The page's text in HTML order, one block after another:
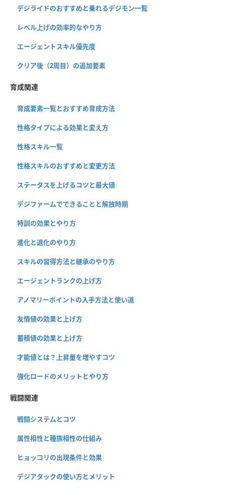
デジライドのおすすめと乗れるデジモン一覧
レベル上げの効率的なやり方
エージェントスキル優先度
クリア後（2周目）の追加要素
育成関連
育成要素一覧とおすすめ育成方法
性格タイプによる効果と変え方
性格スキル一覧
性格スキルのおすすめと変更方法
ステータスを上げるコツと最大値
デジファームでできることと解放時期
特訓の効果とやり方
進化と退化のやり方
スキルの習得方法と継承のやり方
エージェントランクの上げ方
アノマリーポイントの入手方法と使い道
友情値の効果と上げ方
蓄積値の効果と上げ方
才能値とは？上昇量を増やすコツ
強化ロードのメリットとやり方
戦闘関連
戦闘システムとコツ
属性相性と種族相性の仕組み
ヒョッコリの出現条件と効果
デジアタックの使い方とメリット